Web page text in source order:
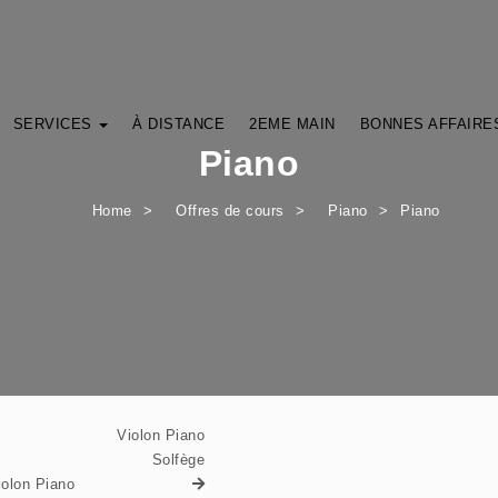
SERVICES À DISTANCE 2EME MAIN BONNES
Piano
Home Offres de cours Piano Piano
Piano
Violon Piano
Solfège